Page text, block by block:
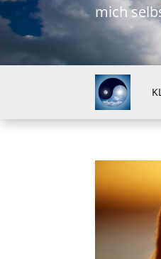
mich